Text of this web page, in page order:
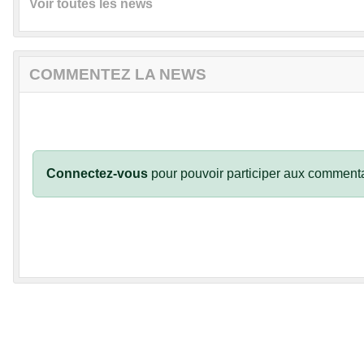
Voir toutes les news
COMMENTEZ LA NEWS
Connectez-vous pour pouvoir participer aux